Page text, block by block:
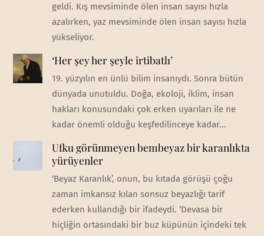
geldi. Kış mevsiminde ölen insan sayısı hızla
azalırken, yaz mevsiminde ölen insan sayısı hızla
yükseliyor.
‘Her şey her şeyle irtibatlı’
19. yüzyılın en ünlü bilim insanıydı. Sonra bütün
dünyada unutuldu. Doğa, ekoloji, iklim, insan
hakları konusundaki çok erken uyarıları ile ne
kadar önemli olduğu keşfedilinceye kadar...
Ufku görünmeyen bembeyaz bir karanlıkta
yürüyenler
‘Beyaz Karanlık’, onun, bu kıtada görüşü çoğu
zaman imkansız kılan sonsuz beyazlığı tarif
ederken kullandığı bir ifadeydi. ‘Devasa bir
hiçliğin ortasındaki bir buz küpünün içindeki tek